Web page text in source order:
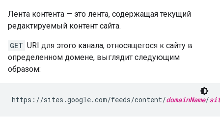
Лента контента — это лента, содержащая текущий
редактируемый контент сайта.
GET URI для этого канала, относящегося к сайту в
определенном домене, выглядит следующим
образом:
https://sites.google.com/feeds/content/domainName/